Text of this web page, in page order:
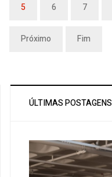
5 6 7
Próximo Fim
ÚLTIMAS POSTAGENS